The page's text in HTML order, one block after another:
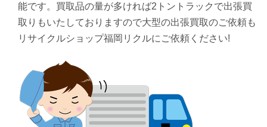
能です。買取品の量が多ければ2トントラックで出張買
取りもいたしておりますので大型の出張買取のご依頼も
リサイクルショップ福岡リクルにご依頼ください!